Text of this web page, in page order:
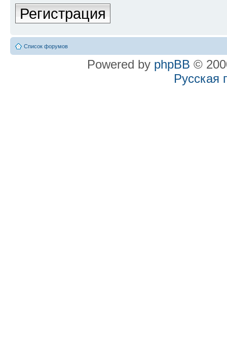
Регистрация
Список форумов
Powered by phpBB ©
Русская